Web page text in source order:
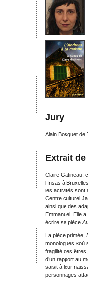
Jury
Alain Bosquet de
Extrait
Claire Gatineau,
l’Insas à
les activités sont
Centre culturel
ainsi que des
Emmanuel. Elle
écrire sa pièce
La pièce primée,
monologues «où
fragilité des
d’un rapport au
saisit à leur
personnages